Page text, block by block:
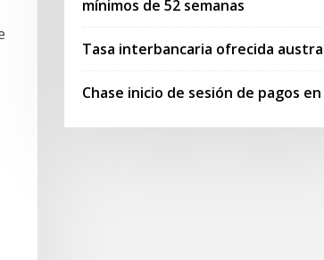
mínimos de 52 semanas
Tasa interbancaria ofrecida
Chase inicio de sesión de pagos